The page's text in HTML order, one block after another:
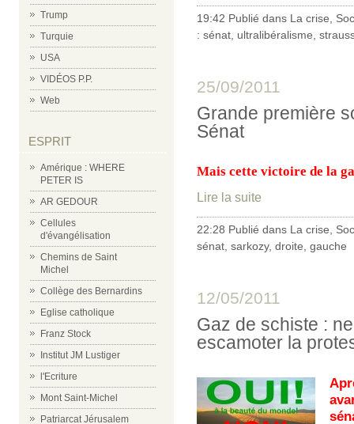
Trump
Turquie
USA
VIDÉOS P.P.
Web
ESPRIT
Amérique : WHERE
PETER IS
AR GEDOUR
Cellules
d'évangélisation
Chemins de Saint
Michel
Collège des Bernardins
Eglise catholique
Franz Stock
Institut JM Lustiger
l'Ecriture
Mont Saint-Michel
Patriarcat Jérusalem
19:42 Publié dans La crise,
: sénat, ultralibéralisme,
25/09/2011
Grande première
Sénat
Mais cette victoire de la
Lire la suite
22:28 Publié dans La crise,
sénat, sarkozy, droite, gauche
12/05/2011
Gaz de schiste :
escamoter la